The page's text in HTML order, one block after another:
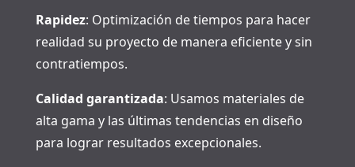
Rapidez: Optimización de tiempos para hacer
realidad su proyecto de manera eficiente y sin
contratiempos.
Calidad garantizada: Usamos materiales de
alta gama y las últimas tendencias en diseño
para lograr resultados excepcionales.